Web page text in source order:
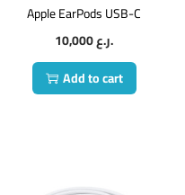
Apple EarPods USB-C
10,000
ر.ع.
Add to cart